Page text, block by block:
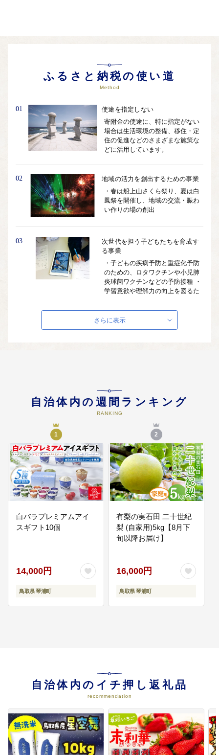
外部サイトへ遷移します。
ふるさと納税の使い道
Method
01
使途を指定しない
寄附金の使途に、特に指定がない
場合は生活環境の整備、移住・定
住の促進などのさまざまな施策な
どに活用しています。
02
地域の活力を創出するための事業
・春は船上山さくら祭り、夏は白
鳳祭を開催し、地域の交流・賑わ
い作りの場の創出
03
次世代を担う子どもたちを育成す
る事業
・子どもの疾病予防と重症化予防
のための、ロタワクチンや小児肺
炎球菌ワクチンなどの予防接種 ・
学習意欲や理解力の向上を図るた
端末などの導入
長寿社会に対応した心優しい福祉
・高齢者が元気に暮らせるまちづ
くりを目指し、高齢者サークルの
活動支援や、介護予防教室の実施
・高齢者がいきいきと働き活躍で
きる場を作るため、老人福祉関連
事業の実施
さらに表示
自治体内の週間ランキング
RANKING
1
白バラプレミアムアイ
スギフト10個
14,000円
鳥取県 琴浦町
2
有梨の実石田 二十世紀
梨 (自家用)5kg【8月下
旬以降お届け】
16,000円
鳥取県 琴浦町
自治体内のイチ押し返礼品
recommendation